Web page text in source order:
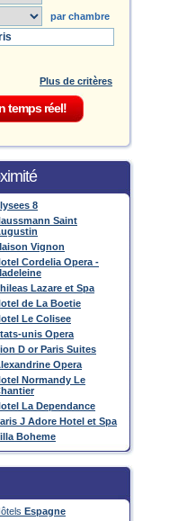
par chambre
Plus de critères
8
Saint
Vignon
Cordelia Opera -
Lazare et Spa
de La Boetie
Le Colisee
unis Opera
D or Paris Suites
Opera
Normandy Le
La Dependance
J Adore Hotel et Spa
Boheme
Espagne